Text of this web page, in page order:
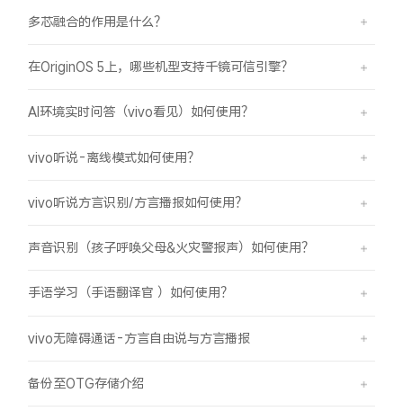
多芯融合的作用是什么？
在OriginOS 5上，哪些机型支持千镜可信引擎？
AI环境实时问答（vivo看见）如何使用？
vivo听说-离线模式如何使用？
vivo听说方言识别/方言播报如何使用？
声音识别（孩子呼唤父母&火灾警报声）如何使用？
手语学习（手语翻译官 ）如何使用？
vivo无障碍通话-方言自由说与方言播报
备份至OTG存储介绍